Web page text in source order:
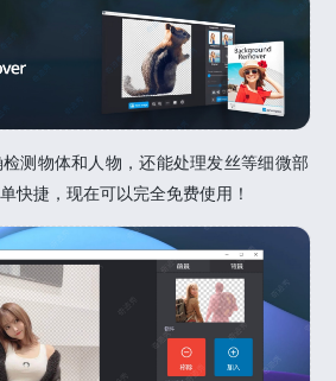
测物体和人物，还能处理发丝等细微部
快捷，现在可以完全免费使用！